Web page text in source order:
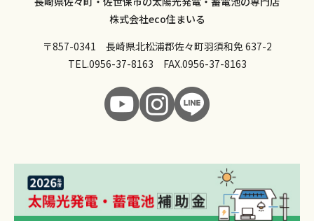
株式会社eco住まいる
〒857-0341 長崎県北松浦郡佐々町羽須和免 637-2
TEL.0956-37-8163 FAX.0956-37-8163